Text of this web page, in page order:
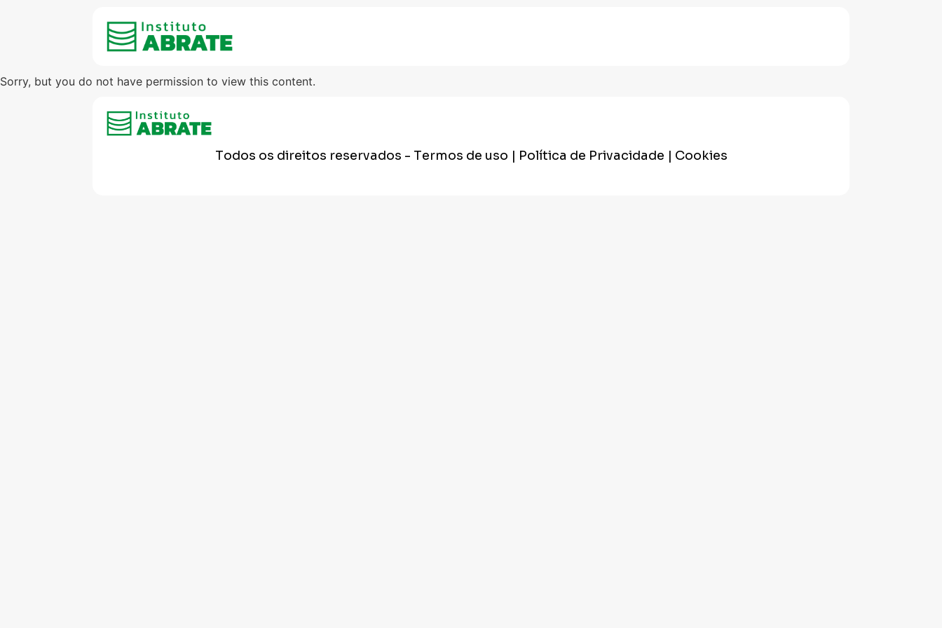
Sorry, but you do not have permission to view this content.
Todos os direitos reservados - Termos de uso | Política de Privacidade | Cookies